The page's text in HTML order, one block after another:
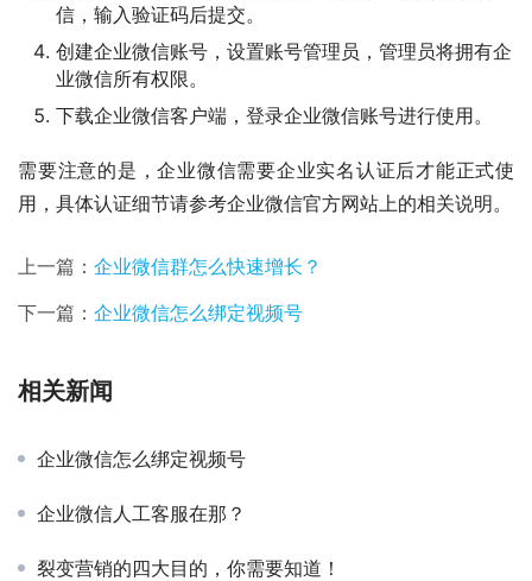
信，输入验证码后提交。
创建企业微信账号，设置账号管理员，管理员将拥有企
业微信所有权限。
下载企业微信客户端，登录企业微信账号进行使用。
需要注意的是，企业微信需要企业实名认证后才能正式使
用，具体认证细节请参考企业微信官方网站上的相关说明。
上一篇： 企业微信群怎么快速增长？
下一篇： 企业微信怎么绑定视频号
相关新闻
企业微信怎么绑定视频号
企业微信人工客服在那？
裂变营销的四大目的，你需要知道！